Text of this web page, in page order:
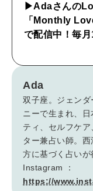
2026年7月号「鎌倉
2026年6月号「大銀
2026年5月
▶︎Adaさんの
「Monthly
で配信中！毎
Ada
双子座。ジェン
ニーで生まれ、
ティ、セルフケ
ター兼占い師。
方に基づく占いが
Instagram ：
https://